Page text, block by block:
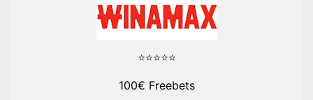
⭐⭐⭐⭐⭐
100€ Freebets